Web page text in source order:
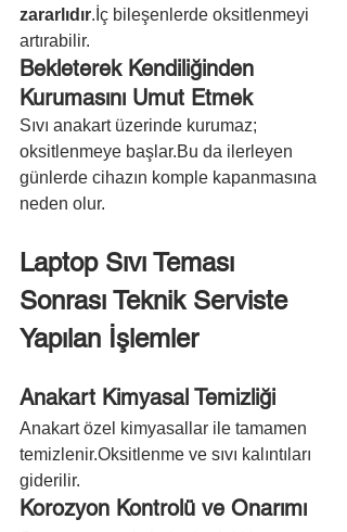
zararlıdır.İç bileşenlerde oksitlenmeyi
artırabilir.
Bekleterek Kendiliğinden
Kurumasını Umut Etmek
Sıvı anakart üzerinde kurumaz;
oksitlenmeye başlar.Bu da ilerleyen
günlerde cihazın komple kapanmasına
neden olur.
Laptop Sıvı Teması
Sonrası Teknik Serviste
Yapılan İşlemler
Anakart Kimyasal Temizliği
Anakart özel kimyasallar ile tamamen
temizlenir.Oksitlenme ve sıvı kalıntıları
giderilir.
Korozyon Kontrolü ve Onarımı